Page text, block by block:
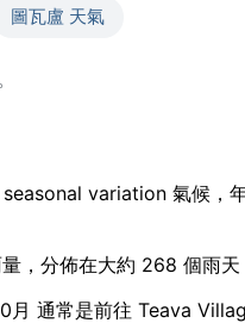
圖瓦盧 天氣
variation 氣候，
，分佈在大約 268 個雨
通常是前往 Teava